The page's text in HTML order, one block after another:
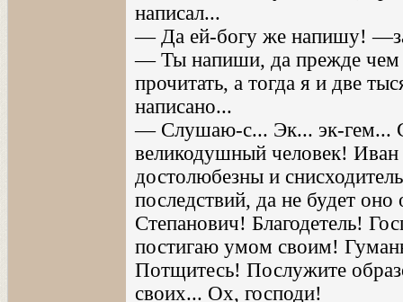
написал...
— Да ей-богу же напишу!
— Ты напиши, да прежде чем
прочитать, а тогда я и две
написано...
— Слушаю-с... Эк... эк-гем...
великодушный человек! Иван
достолюбезны и
последствий, да не будет
Степанович! Благодетель!
постигаю умом своим!
Потщитесь! Послужите
своих... Ох, господи!